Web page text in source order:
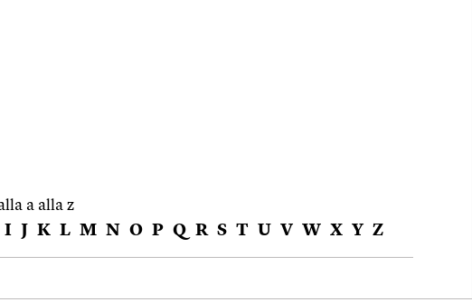
a alla z
I J K L M N O P Q R S T U V W X Y Z